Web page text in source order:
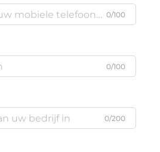
0/100
0/100
0/200